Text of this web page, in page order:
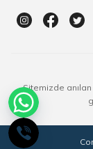
Sitemizde